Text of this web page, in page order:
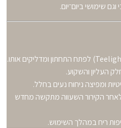
שימושי ביום־יום.
העליון והשקוע.
ומפיצה ניחוח נעים בחלל.
הקירור השעווה מתקשה מחדש
ריח במהלך השימוש.